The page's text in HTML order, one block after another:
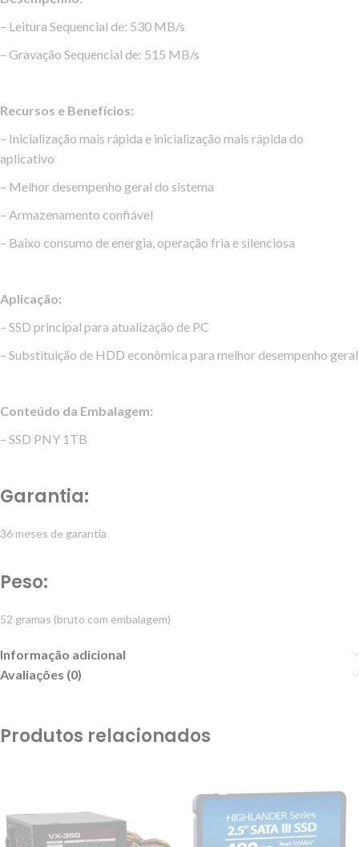
– Leitura Sequencial de: 530 MB/s
– Gravação Sequencial de: 515 MB/s
Recursos e Benefícios:
– Inicialização mais rápida e inicialização mais rápida do
aplicativo
– Melhor desempenho geral do sistema
– Armazenamento confiável
– Baixo consumo de energia, operação fria e silenciosa
Aplicação:
– SSD principal para atualização de PC
– Substituição de HDD econômica para melhor desempenho geral
Conteúdo da Embalagem:
– SSD PNY 1TB
Garantia:
36 meses de garantia
Peso:
52 gramas (bruto com embalagem)
Informação adicional
Avaliações (0)
Produtos relacionados